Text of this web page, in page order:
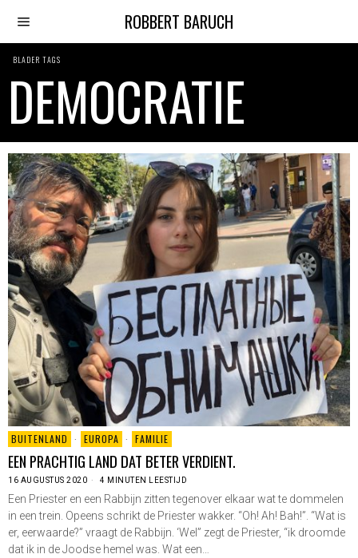
ROBBERT BARUCH
BLADER TAGS
DEMOCRATIE
BUITENLAND · EUROPA · FAMILIE
EEN PRACHTIG LAND DAT BETER VERDIENT.
16 AUGUSTUS 2020 4 MINUTEN LEESTIJD
Een Priester en een Rabbijn zitten tegenover elkaar wat te dommelen
in een trein. Opeens schrikt de Priester wakker. “Oh! Ah! Bah!”. “Wat is
er, eerwaarde?” vraagt de Rabbijn. ‘Wel” zegt de Priester, “ik droomde
dat ik in de Joodse hemel was. Wat een…